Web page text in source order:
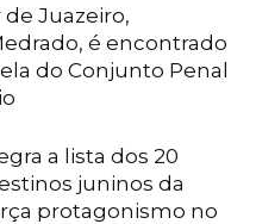
de Juazeiro,
é encontrado
do Conjunto Penal
a lista dos 20
juninos da
protagonismo no